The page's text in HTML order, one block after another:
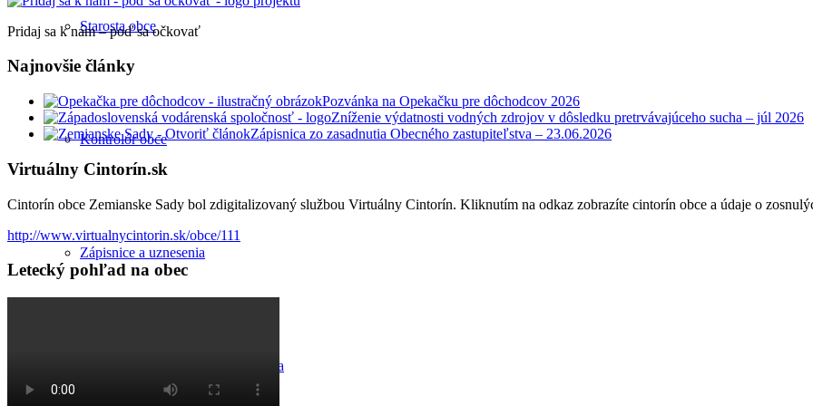
Starosta obce
Kontrolór obce
Zápisnice a uznesenia
Zasadnutia obecného zastupiteľstva
Pridaj sa k nám – poď sa očkovať
Najnovšie články
Pozvánka na Opekačku pre dôchodcov 2026
Zníženie výdatnosti vodných zdrojov v dôsledku pretrvávajúceho sucha – júl 2026
Zápisnica zo zasadnutia Obecného zastupiteľstva – 23.06.2026
Virtuálny Cintorín.sk
Cintorín obce Zemianske Sady bol zdigitalizovaný službou Virtuálny Cintorín. Kliknutím na odkaz zobrazíte cintorín obce a údaje o
http://www.virtualnycintorin.sk/obce/111
Letecký pohľad na obec